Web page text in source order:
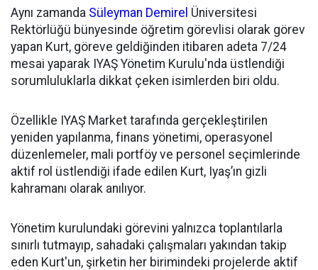
Aynı zamanda Süleyman Demirel Üniversitesi
Rektörlüğü bünyesinde öğretim görevlisi olarak görev
yapan Kurt, göreve geldiğinden itibaren adeta 7/24
mesai yaparak IYAŞ Yönetim Kurulu'nda üstlendiği
sorumluluklarla dikkat çeken isimlerden biri oldu.
Özellikle IYAŞ Market tarafında gerçekleştirilen
yeniden yapılanma, finans yönetimi, operasyonel
düzenlemeler, mali portföy ve personel seçimlerinde
aktif rol üstlendiği ifade edilen Kurt, Iyaş’ın gizli
kahramanı olarak anılıyor.
Yönetim kurulundaki görevini yalnızca toplantılarla
sınırlı tutmayıp, sahadaki çalışmaları yakından takip
eden Kurt'un, şirketin her birimindeki projelerde aktif